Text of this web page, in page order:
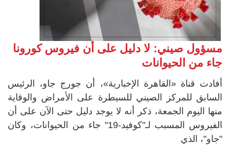
مسؤول صيني: لا دليل على أن فيروس كورونا
جاء من الحيوانات
أفادت قناة «القاهرة الإخبارية»، أن جورج جاو، الرئيس
السابق للمركز الصيني للسيطرة على الأمراض والوقاية
منها اليوم الجمعة، ذكر أنه لا يوجد دليل حتى الآن على أن
الفيروس المسبب لـ"كوفيد-19" جاء من الحيوانات، وكان
"جاو"، الذي